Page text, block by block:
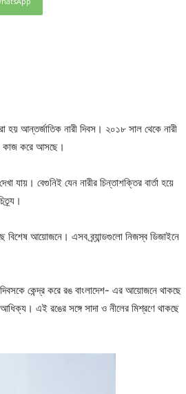
হয় আন্তর্জাতিক নারী দিবস। ২০১৮ সাল থেকে নারী
কাজ করে আসছে।
যায়। বেগুনিই যেন নারীর চিন্তাশক্তির বার্তা হয়ে
বিশেষ আয়োজনে। এসব ব্র্যান্ডগুলো নিজস্ব ডিজাইনে
দিবসকে কেন্দ্র করে রঙ বাংলাদেশ- এর আয়োজনে থাকছে
এই রঙের সঙ্গে সাদা ও নীলের মিশ্রণে থাকছে